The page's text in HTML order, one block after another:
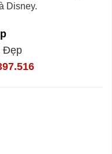
Disney.
Đẹp